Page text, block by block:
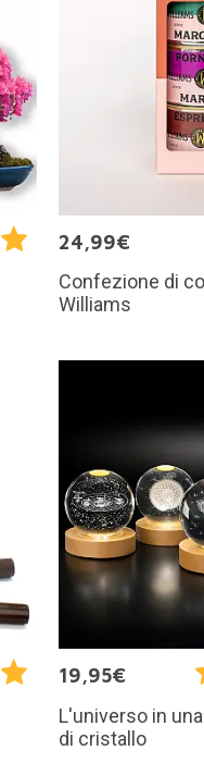
24,99€
Confezione di
Williams
19,95€
L'universo in
di cristallo